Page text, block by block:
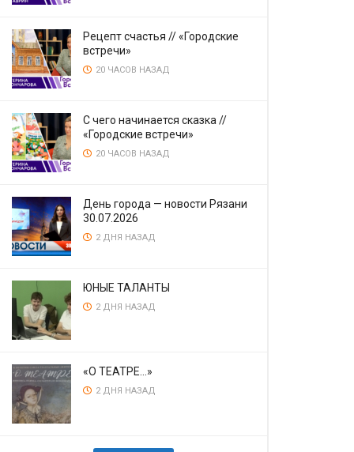
Рецепт счастья // «Городские
встречи»
20 ЧАСОВ НАЗАД
С чего начинается сказка //
«Городские встречи»
20 ЧАСОВ НАЗАД
День города — новости Рязани
30.07.2026
2 ДНЯ НАЗАД
ЮНЫЕ ТАЛАНТЫ
2 ДНЯ НАЗАД
«О ТЕАТРЕ…»
2 ДНЯ НАЗАД